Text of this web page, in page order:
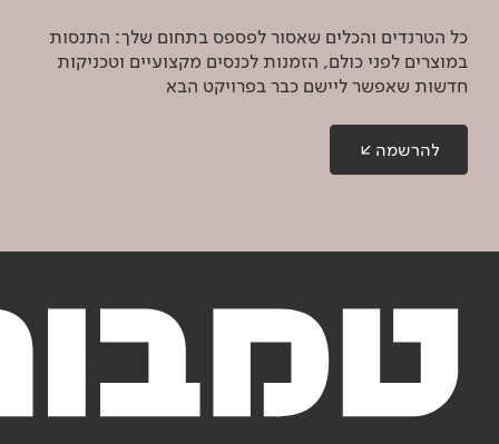
כל הטרנדים והכלים שאסור לפספס בתחום שלך: התנסות
במוצרים לפני כולם, הזמנות לכנסים מקצועיים וטכניקות
חדשות שאפשר ליישם כבר בפרויקט הבא
להרשמה